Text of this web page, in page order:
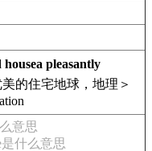
housea pleasantly
的住宅地球，地理＞
意思
是什么意思